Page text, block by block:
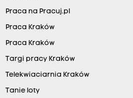
Praca na Pracuj.pl
Praca Kraków
Praca Kraków
Targi pracy Kraków
Telekwiaciarnia Kraków
Tanie loty